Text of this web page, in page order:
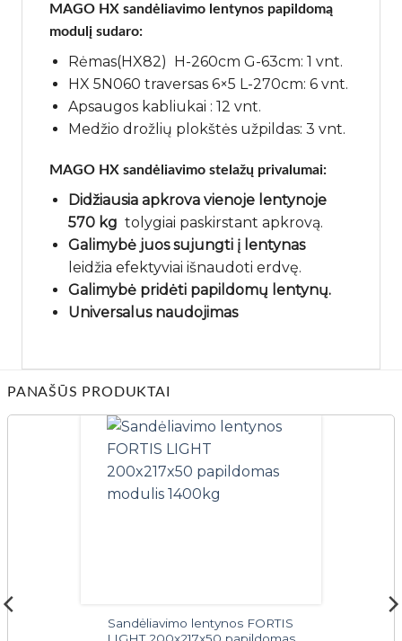
MAGO HX sandėliavimo lentynos papildomą
modulį sudaro:
Rėmas(HX82) H-260cm G-63cm: 1 vnt.
HX 5N060 traversas 6×5 L-270cm: 6 vnt.
Apsaugos kabliukai : 12 vnt.
Medžio drožlių plokštės užpildas: 3 vnt.
MAGO HX sandėliavimo stelažų privalumai:
Didžiausia apkrova vienoje lentynoje
570 kg tolygiai paskirstant apkrovą.
Galimybė juos sujungti į lentynas
leidžia efektyviai išnaudoti erdvę.
Galimybė pridėti papildomų lentynų.
Universalus naudojimas
PANAŠŪS PRODUKTAI
Sandėliavimo lentynos FORTIS
LIGHT 200x217x50 papildomas